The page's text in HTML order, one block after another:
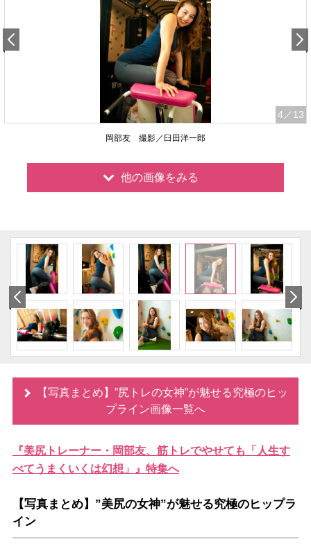
4 ／13
岡部友 撮影／臼田洋一郎
他の画像をみる
【写真まとめ】”尻トレの女神”が魅せる究極のヒッ
プライン画像一覧へ
『美尻トレーナー・岡部友、筋トレでやせても「人生す
べてうまくいくは幻想」』特集へ
【写真まとめ】”美尻の女神”が魅せる究極のヒップラ
イン